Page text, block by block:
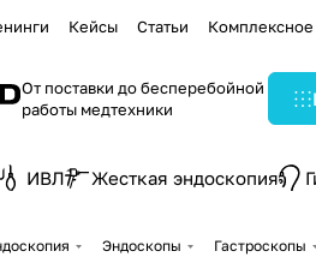
Кейсы Статьи
От поставки до бесперебойной
работы медтехники
ИВЛ Жесткая эндоскопия
Эндоскопы Гастроскопы